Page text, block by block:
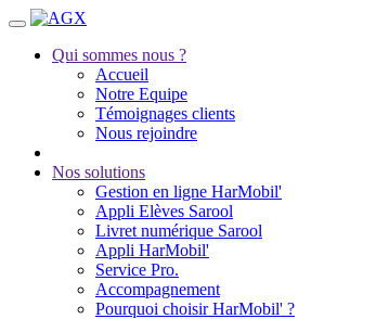
Qui sommes nous ?
Accueil
Notre Equipe
Témoignages clients
Nous rejoindre
Nos solutions
Gestion en ligne HarMobil'
Appli Elèves Sarool
Livret numérique Sarool
Appli HarMobil'
Service Pro.
Accompagnement
Pourquoi choisir HarMobil' ?